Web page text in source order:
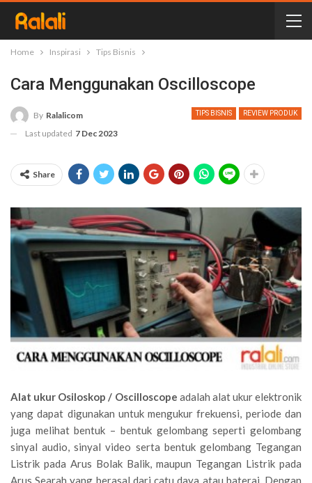
Home Inspirasi Tips Bisnis
Cara Menggunakan Oscilloscope
TIPS BISNIS REVIEW PRODUK
By Ralalicom
Last updated 7 Dec 2023
Share
Alat ukur Osiloskop / Oscilloscope adalah alat ukur elektronik
yang dapat digunakan untuk mengukur frekuensi, periode dan
juga melihat bentuk – bentuk gelombang seperti gelombang
sinyal audio, sinyal video serta bentuk gelombang Tegangan
Listrik pada Arus Bolak Balik, maupun Tegangan Listrik pada